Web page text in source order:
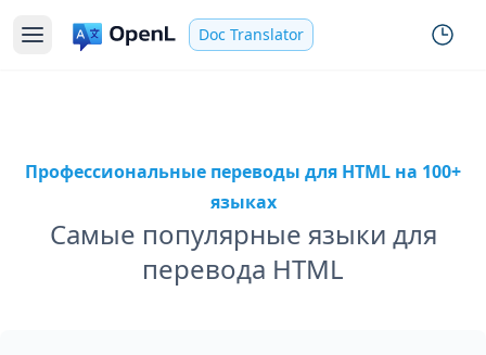
Doc Translator
Профессиональные переводы для HTML на 100+
языках
Самые популярные языки для
перевода HTML